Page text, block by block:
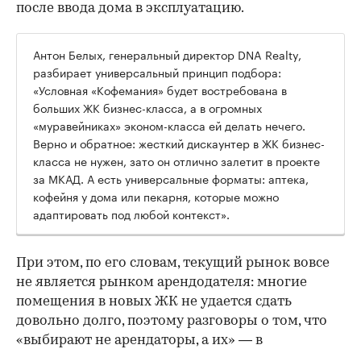
после ввода дома в эксплуатацию.
Антон Белых, генеральный директор DNA Realty,
разбирает универсальный принцип подбора:
«Условная «Кофемания» будет востребована в
больших ЖК бизнес-класса, а в огромных
«муравейниках» эконом-класса ей делать нечего.
Верно и обратное: жесткий дискаунтер в ЖК бизнес-
класса не нужен, зато он отлично залетит в проекте
за МКАД. А есть универсальные форматы: аптека,
кофейня у дома или пекарня, которые можно
адаптировать под любой контекст».
При этом, по его словам, текущий рынок вовсе
не является рынком арендодателя: многие
помещения в новых ЖК не удается сдать
довольно долго, поэтому разговоры о том, что
«выбирают не арендаторы, а их» — в